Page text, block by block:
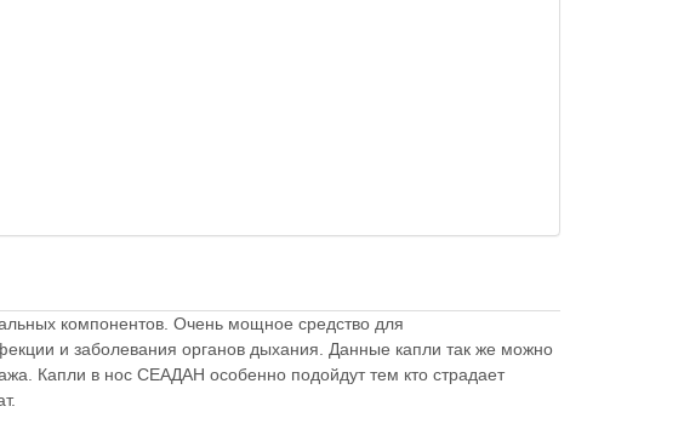
компонентов. Очень мощное средство для
и заболевания органов дыхания. Данные капли так же можно
Капли в нос СЕАДАН особенно подойдут тем кто страдает